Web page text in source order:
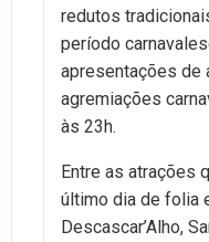
redutos
período
apresentações de
agremiações
às 23h.
Entre as atrações
último dia de folia
Descascar’Alho,